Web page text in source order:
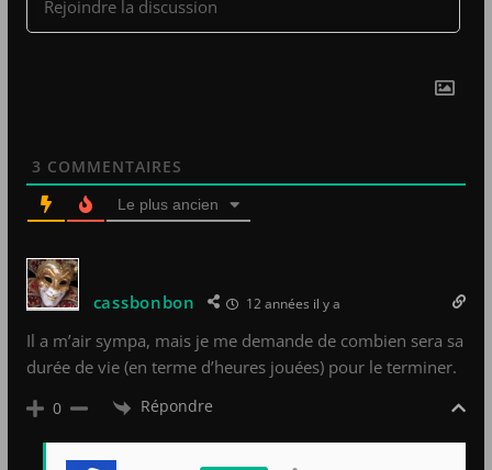
3 COMMENTAIRES
Le plus ancien
cassbonbon 12 années il y a
Il a m’air sympa, mais je me demande de combien sera sa
durée de vie (en terme d’heures jouées) pour le terminer.
0 Répondre